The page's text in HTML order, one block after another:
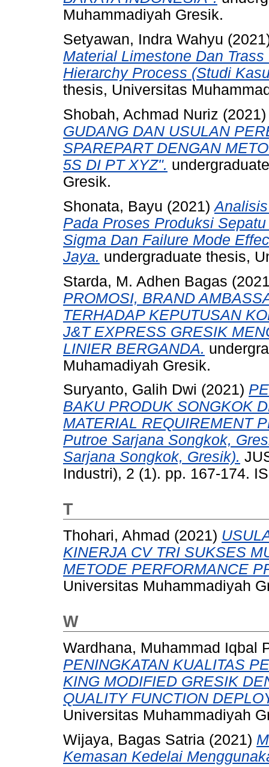
Muhammadiyah Gresik.
Setyawan, Indra Wahyu
Material Limestone Dan
Hierarchy Process (Studi
thesis, Universitas
Shobah, Achmad Nuriz
GUDANG DAN USULAN
SPAREPART DENGAN
5S DI PT XYZ".
Gresik.
Shonata, Bayu (2021)
Pada Proses Produksi
Sigma Dan Failure Mode
Jaya. undergraduate thesis,
Starda, M. Adhen Bagas
PROMOSI, BRAND
TERHADAP KEPUTUSAN
J&T EXPRESS GRESIK
LINIER BERGANDA.
Muhamadiyah Gresik.
Suryanto, Galih Dwi (2021)
BAKU PRODUK SONGKOK
MATERIAL REQUIREMENT
Putroe Sarjana Songkok,
Sarjana Songkok, Gresik).
Industri), 2 (1). pp. 167-174.
T
Thohari, Ahmad (2021)
KINERJA CV TRI SUKSES
METODE PERFORMANCE
Universitas Muhammadiyah
W
Wardhana, Muhammad Iqbal
PENINGKATAN KUALITAS
KING MODIFIED GRESIK
QUALITY FUNCTION
Universitas Muhammadiyah
Wijaya, Bagas Satria (2021)
Kemasan Kedelai